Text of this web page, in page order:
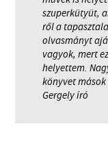
szuperkütyüt,
ről a
olvasmányt
vagyok, mert
helyettem.
könyvet
Gergely író